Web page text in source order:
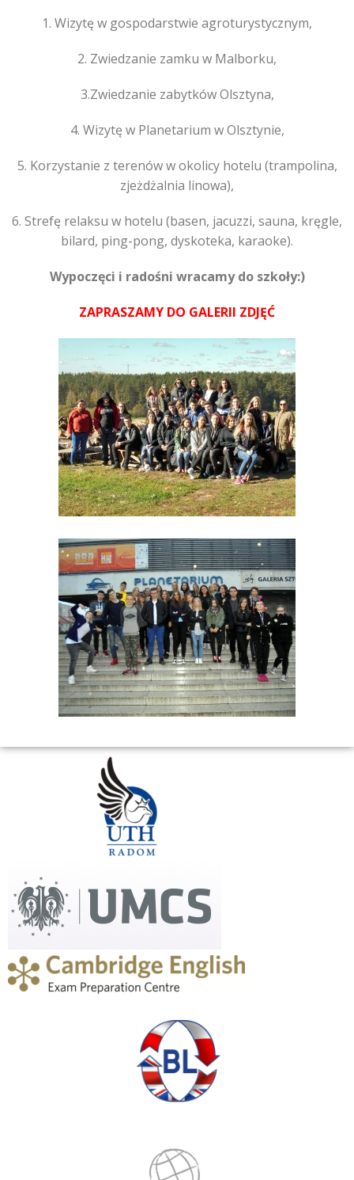
1. Wizytę w gospodarstwie agroturystycznym,
2. Zwiedzanie zamku w Malborku,
3.Zwiedzanie zabytków Olsztyna,
4. Wizytę w Planetarium w Olsztynie,
5. Korzystanie z terenów w okolicy hotelu (trampolina,
zjeżdżalnia linowa),
6. Strefę relaksu w hotelu (basen, jacuzzi, sauna, kręgle,
bilard, ping-pong, dyskoteka, karaoke).
Wypoczęci i radośni wracamy do szkoły:)
ZAPRASZAMY DO GALERII ZDJĘĆ